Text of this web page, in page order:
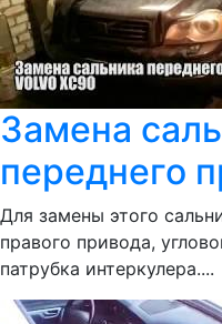
Замена
переднего
Для замены этого
правого привода,
патрубка интеркулера....